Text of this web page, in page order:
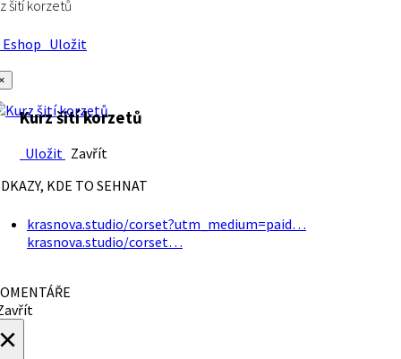
šití korzetů
Uložit
Kurz šití korzetů
Uložit Zavřít
KDE TO SEHNAT
krasnova.studio/corset?utm_medium=paid…
krasnova.studio/corset…